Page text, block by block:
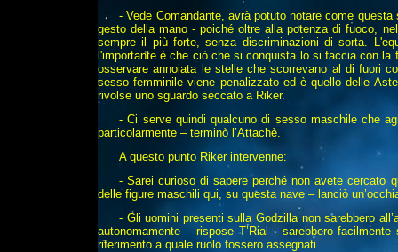
- Vede Comandante, avrà potuto notare come
gesto della mano - poiché oltre alla potenza di fuoco,
sempre il più forte, senza discriminazioni di sorta.
l'importante è che ciò che si conquista lo si faccia con
osservare annoiata le stelle che scorrevano al di fuori
sesso femminile viene penalizzato ed è quello delle
rivolse uno sguardo seccato a Riker.
- Ci serve quindi qualcuno di sesso maschile che
particolarmente – terminò l’Attachè.
A questo punto Riker intervenne:
- Sarei curioso di sapere perché non avete cercato
delle figure maschili qui, su questa nave – lanciò
- Gli uomini presenti sulla Godzilla non sarebbero
autonomamente – rispose T’Rial - sarebbero
riferimento a quale ruolo fossero assegnati.